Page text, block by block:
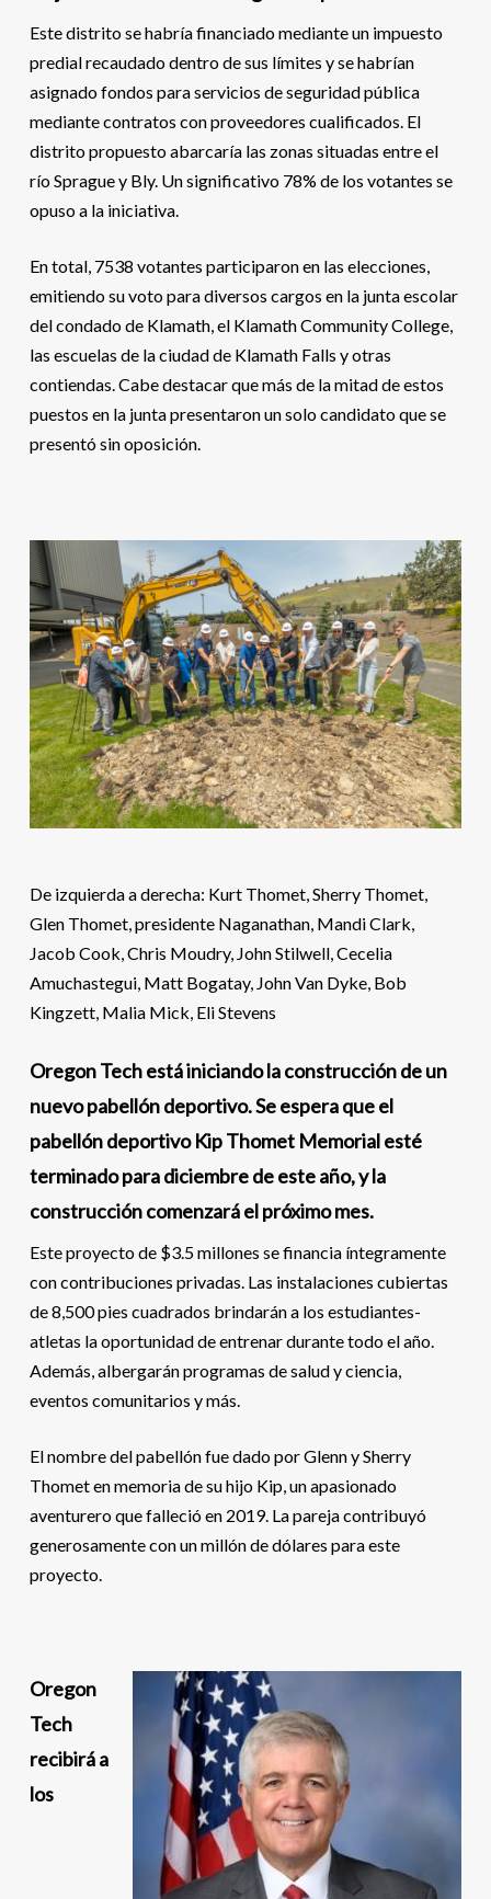
Este distrito se habría financiado mediante un impuesto
predial recaudado dentro de sus límites y se habrían
asignado fondos para servicios de seguridad pública
mediante contratos con proveedores cualificados. El
distrito propuesto abarcaría las zonas situadas entre el
río Sprague y Bly. Un significativo 78% de los votantes se
opuso a la iniciativa.
En total, 7538 votantes participaron en las elecciones,
emitiendo su voto para diversos cargos en la junta escolar
del condado de Klamath, el Klamath Community College,
las escuelas de la ciudad de Klamath Falls y otras
contiendas. Cabe destacar que más de la mitad de estos
puestos en la junta presentaron un solo candidato que se
presentó sin oposición.
De izquierda a derecha: Kurt Thomet, Sherry Thomet,
Glen Thomet, presidente Naganathan, Mandi Clark,
Jacob Cook, Chris Moudry, John Stilwell, Cecelia
Amuchastegui, Matt Bogatay, John Van Dyke, Bob
Kingzett, Malia Mick, Eli Stevens
Oregon Tech está iniciando la construcción de un
nuevo pabellón deportivo. Se espera que el
pabellón deportivo Kip Thomet Memorial esté
terminado para diciembre de este año, y la
construcción comenzará el próximo mes.
Este proyecto de $3.5 millones se financia íntegramente
con contribuciones privadas. Las instalaciones cubiertas
de 8,500 pies cuadrados brindarán a los estudiantes-
atletas la oportunidad de entrenar durante todo el año.
Además, albergarán programas de salud y ciencia,
eventos comunitarios y más.
El nombre del pabellón fue dado por Glenn y Sherry
Thomet en memoria de su hijo Kip, un apasionado
aventurero que falleció en 2019. La pareja contribuyó
generosamente con un millón de dólares para este
proyecto.
Oregon
Tech
recibirá a
los